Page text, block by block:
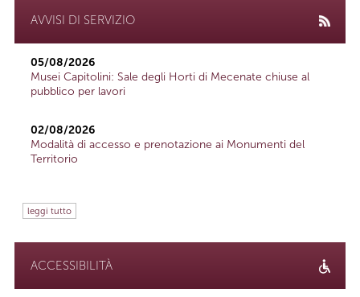
AVVISI DI SERVIZIO
05/08/2026
Musei Capitolini: Sale degli Horti di Mecenate chiuse al
pubblico per lavori
02/08/2026
Modalità di accesso e prenotazione ai Monumenti del
Territorio
leggi tutto
ACCESSIBILITÀ